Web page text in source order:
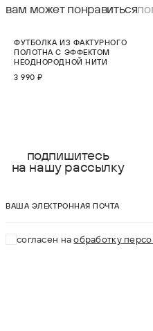
вам может понравиться
S
ФУТБОЛКА ИЗ ФАКТУРНОГО
ПОЛОТНА С ЭФФЕКТОМ
НЕОДНОРОДНОЙ НИТИ
3 990 ₽
подпишитесь
на нашу рассылку
согласен наобработку